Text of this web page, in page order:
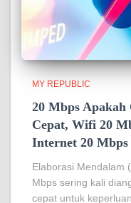
MY REPUBLIC
20 Mbps Apakah
Cepat, Wifi 20
Internet 20
Elaborasi Mendalam
Mbps sering kali
cepat untuk